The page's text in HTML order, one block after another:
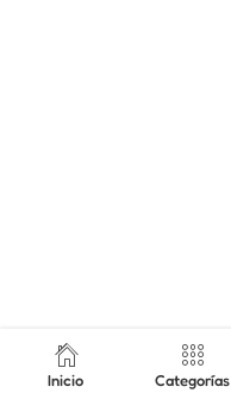
Inicio Categorías